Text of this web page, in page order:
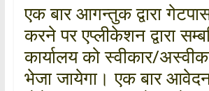
एक बार आगन्तुक द्वारा
करने पर एप्लीकेशन द्वारा
कार्यालय को स्वीकार/
भेजा जायेगा। एक बार